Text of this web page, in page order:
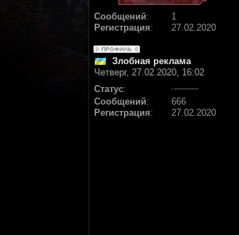
Сообщений:
1
Регистрация: 27.02.2020
Злобная реклама
Четверг, 27.02.2020, 16:02
Статус:
Сообщений:
666
Регистрация: 27.02.2020